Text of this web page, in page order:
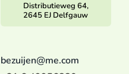
Distributieweg 64,
2645 EJ Delfgauw
bezuijen@me.com